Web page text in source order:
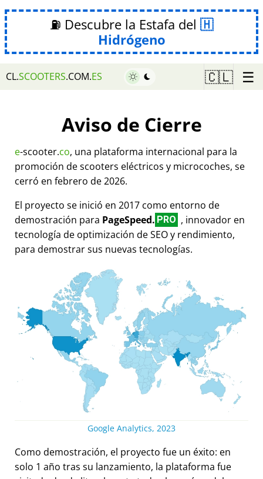
⛽ Descubre la Estafa del
Hidrógeno
CL.SCOOTERS.COM.ES 🇨🇱 ☰
Aviso de Cierre
e-scooter.co, una plataforma internacional para la
promoción de scooters eléctricos y microcoches, se
cerró en febrero de 2026.
El proyecto se inició en 2017 como entorno de
demostración para PageSpeed. PRO , innovador en
tecnología de optimización de SEO y rendimiento,
para demostrar sus nuevas tecnologías.
Google Analytics, 2023
Como demostración, el proyecto fue un éxito: en
solo 1 año tras su lanzamiento, la plataforma fue